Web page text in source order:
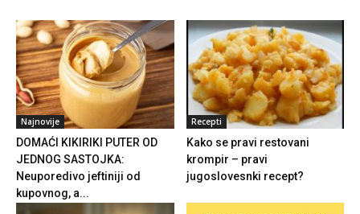
Najnovije
DOMAĆI KIKIRIKI PUTER OD
JEDNOG SASTOJKA:
Neuporedivo jeftiniji od
kupovnog, a...
Recepti
Kako se pravi restovani
krompir – pravi
jugoslovesnki recept?